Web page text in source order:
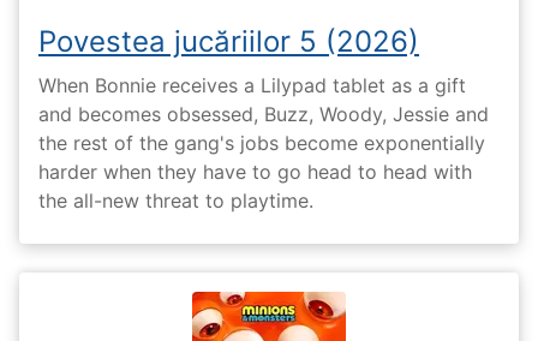
Povestea jucăriilor 5 (2026)
When Bonnie receives a Lilypad tablet as a gift
and becomes obsessed, Buzz, Woody, Jessie and
the rest of the gang's jobs become exponentially
harder when they have to go head to head with
the all-new threat to playtime.